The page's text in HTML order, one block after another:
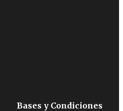
Bases y Condiciones